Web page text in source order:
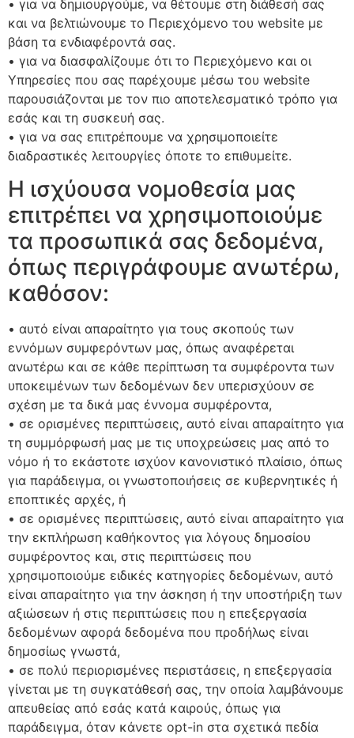
• για να δημιουργούμε, να θέτουμε στη διάθεσή σας
και να βελτιώνουμε το Περιεχόμενο του website με
βάση τα ενδιαφέροντά σας.
• για να διασφαλίζουμε ότι το Περιεχόμενο και οι
Υπηρεσίες που σας παρέχουμε μέσω του website
παρουσιάζονται με τον πιο αποτελεσματικό τρόπο για
εσάς και τη συσκευή σας.
• για να σας επιτρέπουμε να χρησιμοποιείτε
διαδραστικές λειτουργίες όποτε το επιθυμείτε.
Η ισχύουσα νομοθεσία μας
επιτρέπει να χρησιμοποιούμε
τα προσωπικά σας δεδομένα,
όπως περιγράφουμε ανωτέρω,
καθόσον:
• αυτό είναι απαραίτητο για τους σκοπούς των
εννόμων συμφερόντων μας, όπως αναφέρεται
ανωτέρω και σε κάθε περίπτωση τα συμφέροντα των
υποκειμένων των δεδομένων δεν υπερισχύουν σε
σχέση με τα δικά μας έννομα συμφέροντα,
• σε ορισμένες περιπτώσεις, αυτό είναι απαραίτητο για
τη συμμόρφωσή μας με τις υποχρεώσεις μας από το
νόμο ή το εκάστοτε ισχύον κανονιστικό πλαίσιο, όπως
για παράδειγμα, οι γνωστοποιήσεις σε κυβερνητικές ή
εποπτικές αρχές, ή
• σε ορισμένες περιπτώσεις, αυτό είναι απαραίτητο για
την εκπλήρωση καθήκοντος για λόγους δημοσίου
συμφέροντος και, στις περιπτώσεις που
χρησιμοποιούμε ειδικές κατηγορίες δεδομένων, αυτό
είναι απαραίτητο για την άσκηση ή την υποστήριξη των
αξιώσεων ή στις περιπτώσεις που η επεξεργασία
δεδομένων αφορά δεδομένα που προδήλως είναι
δημοσίως γνωστά,
• σε πολύ περιορισμένες περιστάσεις, η επεξεργασία
γίνεται με τη συγκατάθεσή σας, την οποία λαμβάνουμε
απευθείας από εσάς κατά καιρούς, όπως για
παράδειγμα, όταν κάνετε opt-in στα σχετικά πεδία